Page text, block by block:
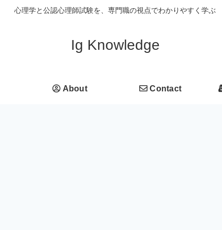
心理学と公認心理師試験を、専門職の視点でわかりやすく学ぶ
Ig Knowledge
About Contact